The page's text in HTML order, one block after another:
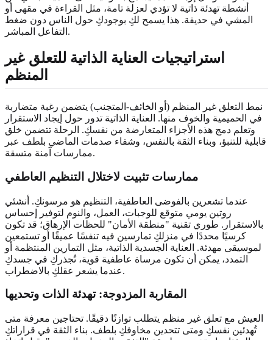
أنشطة تهدئة ذاتية لا تؤدي لعزلة تامة، مثل القراءة في مقهى أو
المشي في حديقة. هذا يسمح لكِ بوجودكِ حول الناس دون ضغط
التفاعل المباشر.
استراتيجيات العناية الذاتية للتعلق غير
المنظم
نمط التعلق غير المنظم (أو الخائف-المتجنب) يتضمن رغبة متضاربة
في الحميمية والخوف منها. العناية الذاتية تدور حول إيجاد الاستقرار
وتعلم دمج هذه الأجزاء المتعارضة من نفسكِ. الرحلة تتضمن خلق
قابلية للتنبؤ، وبناء الثقة بالنفس، وشفاء صدمات الماضي بلطف عبر
ممارسات آمنة متسقة.
ممارسات تثبيت لاختلال التنظيم العاطفي
عندما تشعرين بالفوضى العاطفية، التنظيم هو مرسونكِ. أنشئي
روتين يومي متوقع للوجبات، العمل، والنوم لتوفير إحساس
بالاستقرار. طوري تقنية "منطقة الأمان" للحظات الإرهاق؛ قد تكون
كرسيًا محددًا في منزلكِ تمارسين فيه تنفسًا عميقًا أو تستمعين
لموسيقى مهدئة. العناية الجسدية الذاتية، مثل التمارين المنتظمة أو
التمدد، يمكن أن تكون مرساة عاطفية قوية، تُجذركِ في جسدكِ
عندما يشعر عقلكِ بالاضطراب.
المقاربة المزدوجة: تهدئة الذات وتحديها
العيش مع تعلق غير منظم يتطلب توازنًا دقيقًا. تحتاجين معرفة متى
تُهدئين نفسكِ ومتى تتحدين مخاوفكِ بلطف. بناء الثقة في قراراتكِ